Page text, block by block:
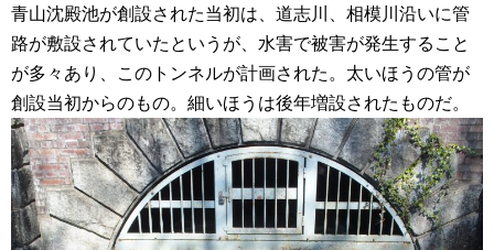
青山沈殿池が創設された当初は、道志川、相模川沿いに管
路が敷設されていたというが、水害で被害が発生すること
が多々あり、このトンネルが計画された。太いほうの管が
創設当初からのもの。細いほうは後年増設されたものだ。